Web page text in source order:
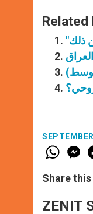
Related
W
h
t
s
p
M
e
s
e
g
Share
ZENIT